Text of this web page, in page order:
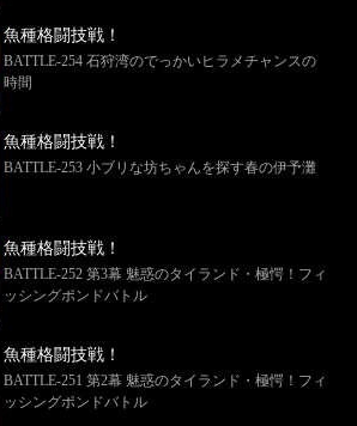
魚種格闘技戦！
BATTLE-254 石狩湾のでっかいヒラメチャンスの
時間
魚種格闘技戦！
BATTLE-253 小ブリな坊ちゃんを探す春の伊予灘
魚種格闘技戦！
BATTLE-252 第3幕 魅惑のタイランド・極愕！フィ
ッシングポンドバトル
魚種格闘技戦！
BATTLE-251 第2幕 魅惑のタイランド・極愕！フィ
ッシングポンドバトル